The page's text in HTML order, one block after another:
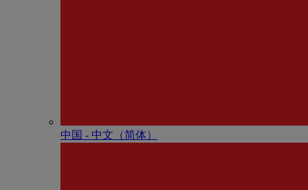
中国 - 中⽂（简体）